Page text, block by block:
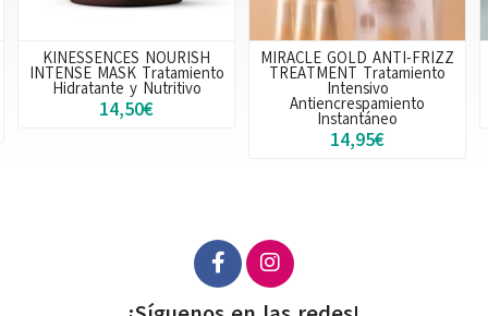
KINESSENCES NOURISH
INTENSE MASK Tratamiento
Hidratante y Nutritivo
14,50€
MIRACLE GOLD ANTI-FRIZZ
TREATMENT Tratamiento
Intensivo
Antiencrespamiento
Instantáneo
14,95€